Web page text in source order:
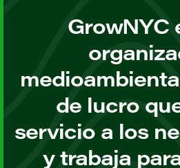
GrowNYC
de lucro
servicio a los
y trabaja